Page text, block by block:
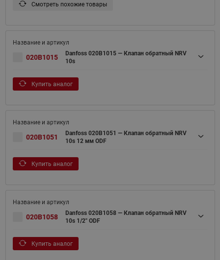
Смотреть похожие товары
020B1015
Danfoss 020B1015 — Клапан обратный NRV
10s
Купить аналог
020B1051
Danfoss 020B1051 — Клапан обратный NRV
10s 12 мм ODF
Купить аналог
020B1058
Danfoss 020B1058 — Клапан обратный NRV
10s 1/2" ODF
Купить аналог